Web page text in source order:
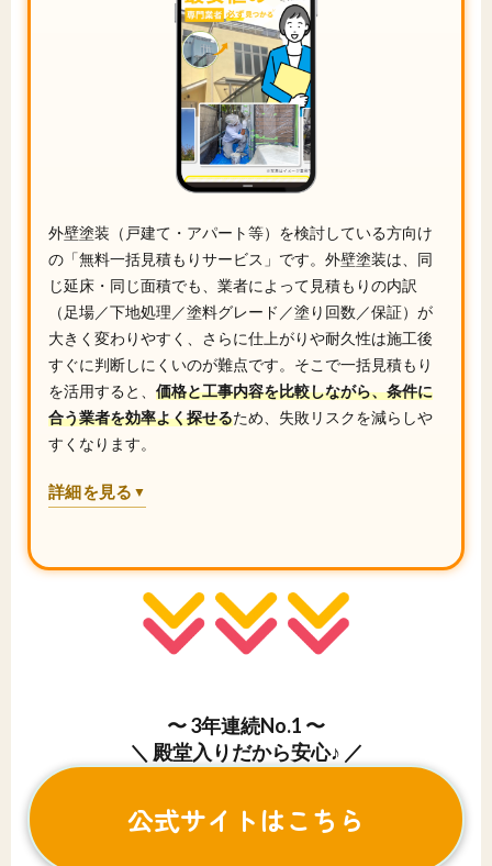
外壁塗装（戸建て・アパート等）を検討している方向け
の「無料一括見積もりサービス」です。外壁塗装は、同
じ延床・同じ面積でも、業者によって見積もりの内訳
（足場／下地処理／塗料グレード／塗り回数／保証）が
大きく変わりやすく、さらに仕上がりや耐久性は施工後
すぐに判断しにくいのが難点です。そこで一括見積もり
を活用すると、 価格と工事内容を比較しながら、条件に
合う業者を効率よく探せるため、失敗リスクを減らしや
すくなります。
詳細を見る ▼
〜 3年連続No.1 〜
＼ 殿堂入りだから安心♪ ／
公式サイトはこちら